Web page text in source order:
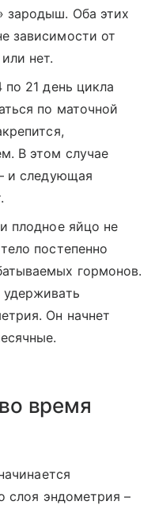
зародыш. Оба этих
зависимости от
нет.
21 день цикла
по маточной
В этом случае
и следующая
плодное яйцо не
постепенно
гормонов.
Он начнет
время
слоя эндометрия –